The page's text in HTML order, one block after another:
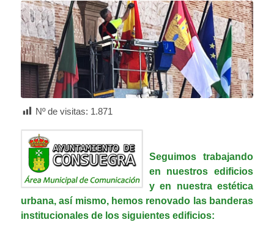
Nº de visitas: 1.871
Seguimos trabajando
en nuestros edificios
y en nuestra estética
urbana, así mismo, hemos renovado las banderas
institucionales de los siguientes edificios: